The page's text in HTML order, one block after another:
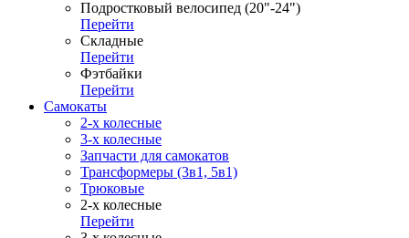
Подростковый велосипед (20"-24")
Перейти
Складные
Перейти
Фэтбайки
Перейти
Самокаты
2-х колесные
3-х колесные
Запчасти для самокатов
Трансформеры (3в1, 5в1)
Трюковые
2-х колесные
Перейти